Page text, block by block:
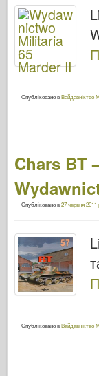
Опубліковано вВайдавніктво
Chars BT
Опубліковано в27 червня 2011
Опубліковано вВайдавніктво